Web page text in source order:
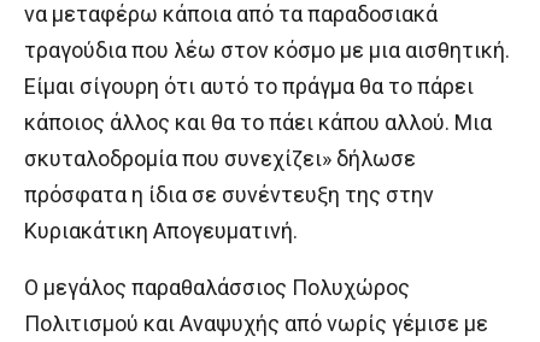
να μεταφέρω κάποια από τα παραδοσιακά
τραγούδια που λέω στον κόσμο με μια αισθητική.
Είμαι σίγουρη ότι αυτό το πράγμα θα το πάρει
κάποιος άλλος και θα το πάει κάπου αλλού. Μια
σκυταλοδρομία που συνεχίζει» δήλωσε
πρόσφατα η ίδια σε συνέντευξη της στην
Κυριακάτικη Απογευματινή.
Ο μεγάλος παραθαλάσσιος Πολυχώρος
Πολιτισμού και Αναψυχής από νωρίς γέμισε με